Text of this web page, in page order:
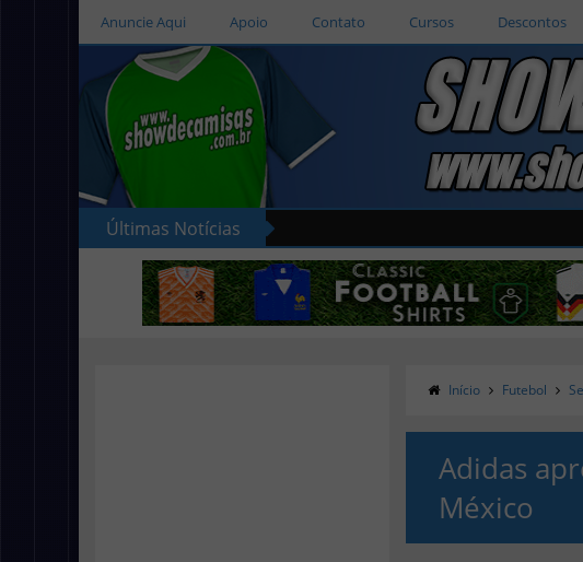
Anuncie Aqui Apoio Contato Cursos Descontos
Últimas Notícias
Início Futebol
Adidas
México